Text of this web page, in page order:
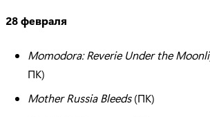
28 февраля
Momodora: Reverie Under the
ПК)
Mother Russia Bleeds(ПК)